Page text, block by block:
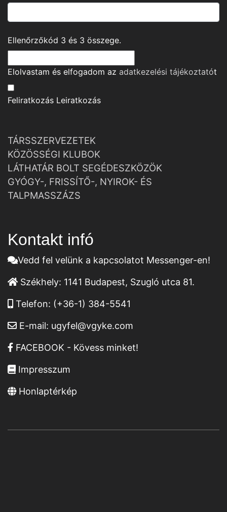
Ellenőrzőkód 3 és 3 összege.
Elolvastam és elfogadom az adatkezelési tájékoztatót
Feliratkozás Leiratkozás
TÁRSSZERVEZETEK
KÖZÖSSÉGI KLUBOK
LÁTHATÁR BOLT SEGÉDESZKÖZÖK
GYÓGY-, FRISSÍTŐ-, NYIROK- ÉS
TALPMASSZÁZS
Kontakt infó
Vedd fel velünk a kapcsolatot Messenger-en!
Székhely: 1141 Budapest, Szugló utca 81.
Telefon: (+36-1) 384-5541
E-mail: ugyfel@vgyke.com
FACEBOOK - Kövess minket!
Impresszum
Honlaptérkép